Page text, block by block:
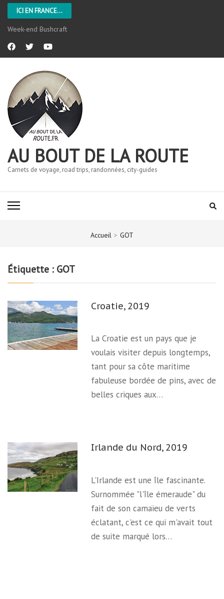
ICI EN FRANCE...
Week-end Bushcraft
AU BOUT DE LA ROUTE
Carnets de voyage, road trips, randonnées, city-guides
Accueil > GOT
Étiquette : GOT
Croatie, 2019
La Croatie est un pays que je
voulais visiter depuis longtemps,
tant pour sa côte maritime
fabuleuse bordée de pins, avec de
belles criques aux…
Irlande du Nord, 2019
L'Irlande est une île fascinante.
Surnommée "l'île émeraude" du
fait de son camaïeu de verts
éclatant, c'est ce qui m'avait tout
de suite marqué lors…